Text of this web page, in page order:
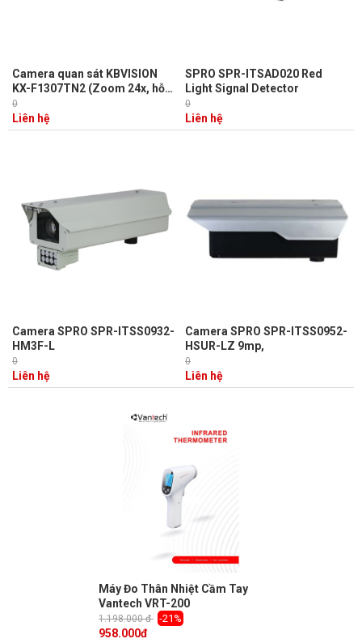
Camera quan sát KBVISION
KX-F1307TN2 (Zoom 24x, hỗ
trợ thẻ nhớ 256GB, H.265)
0
Liên hệ
SPRO SPR-ITSAD020 Red
Light Signal Detector
0
Liên hệ
Camera SPRO SPR-ITSS0932-
HM3F-L
0
Liên hệ
Camera SPRO SPR-ITSS0952-
HSUR-LZ 9mp,
0
Liên hệ
Máy Đo Thân Nhiệt Cầm Tay
Vantech VRT-200
1.198.000 đ -21%
958.000đ